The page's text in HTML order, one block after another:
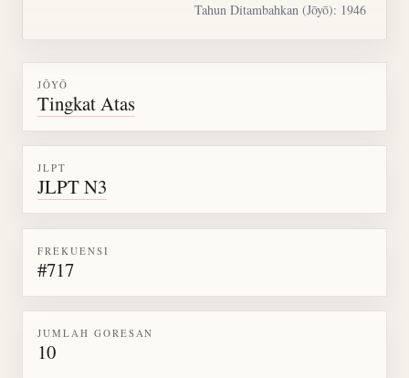
Tahun Ditambahkan (Jōyō): 1946
JŌYŌ
Tingkat Atas
JLPT
JLPT N3
FREKUENSI
#717
JUMLAH GORESAN
10